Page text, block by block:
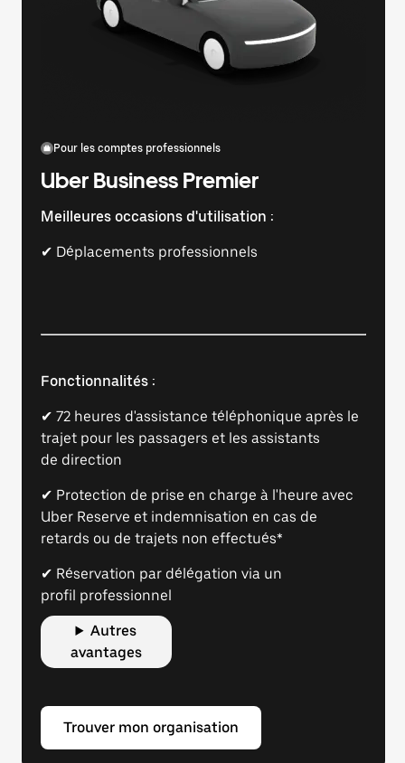
Pour les comptes professionnels
Uber Business Premier
Meilleures occasions d'utilisation :
✔ Déplacements professionnels
Fonctionnalités :
✔ 72 heures d'assistance téléphonique après le
trajet pour les passagers et les assistants
de direction
✔ Protection de prise en charge à l'heure avec
Uber Reserve et indemnisation en cas de
retards ou de trajets non effectués*
✔ Réservation par délégation via un
profil professionnel
Autres
avantages
Trouver mon organisation